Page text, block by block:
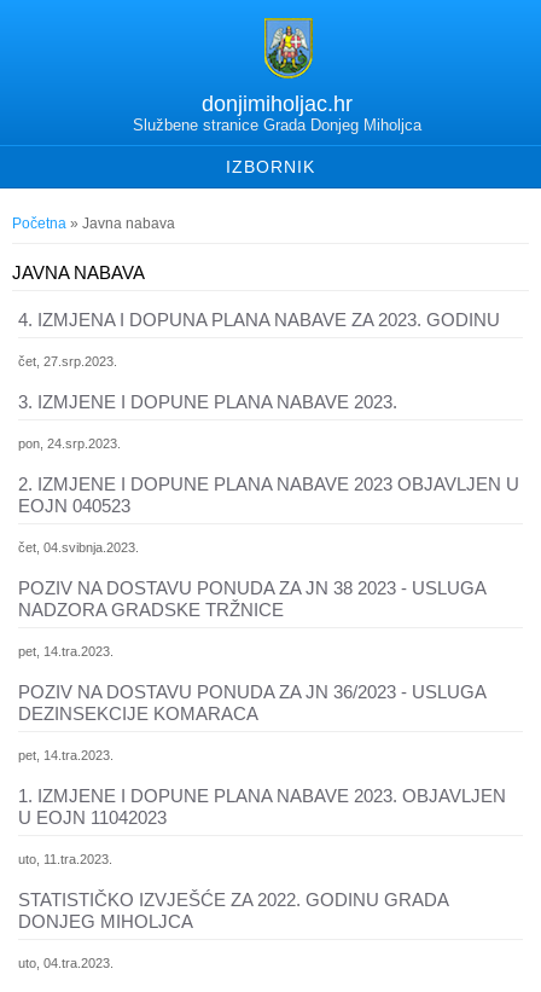
donjimiholjac.hr
Službene stranice Grada Donjeg Miholjca
IZBORNIK
Vi ste ovdje
Početna » Javna nabava
JAVNA NABAVA
4. IZMJENA I DOPUNA PLANA NABAVE ZA 2023. GODINU
čet, 27.srp.2023.
3. IZMJENE I DOPUNE PLANA NABAVE 2023.
pon, 24.srp.2023.
2. IZMJENE I DOPUNE PLANA NABAVE 2023 OBJAVLJEN U
EOJN 040523
čet, 04.svibnja.2023.
POZIV NA DOSTAVU PONUDA ZA JN 38 2023 - USLUGA
NADZORA GRADSKE TRŽNICE
pet, 14.tra.2023.
POZIV NA DOSTAVU PONUDA ZA JN 36/2023 - USLUGA
DEZINSEKCIJE KOMARACA
pet, 14.tra.2023.
1. IZMJENE I DOPUNE PLANA NABAVE 2023. OBJAVLJEN
U EOJN 11042023
uto, 11.tra.2023.
STATISTIČKO IZVJEŠĆE ZA 2022. GODINU GRADA
DONJEG MIHOLJCA
uto, 04.tra.2023.